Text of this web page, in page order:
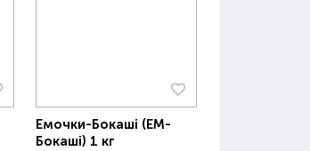
Емочки-Бокаші (ЕМ-
Бокаші) 1 кг